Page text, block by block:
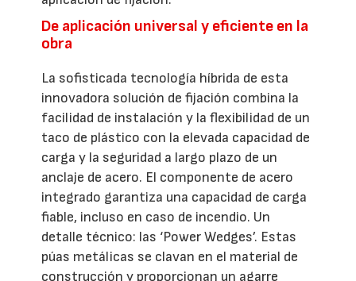
De aplicación universal y eficiente en la
obra
La sofisticada tecnología híbrida de esta
innovadora solución de fijación combina la
facilidad de instalación y la flexibilidad de un
taco de plástico con la elevada capacidad de
carga y la seguridad a largo plazo de un
anclaje de acero. El componente de acero
integrado garantiza una capacidad de carga
fiable, incluso en caso de incendio. Un
detalle técnico: las ‘Power Wedges’. Estas
púas metálicas se clavan en el material de
construcción y proporcionan un agarre